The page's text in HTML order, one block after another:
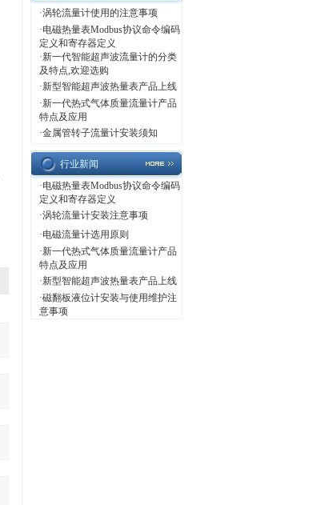
·涡轮流量计使用的注意事项
·电磁热量表Modbus协议命令编码
定义和寄存器定义
·新一代智能超声波流量计的分类
及特点,欢迎选购
·新型智能超声波热量表产品上线
·新一代热式气体质量流量计产品
特点及应用
·金属管转子流量计安装须知
行业新闻
·电磁热量表Modbus协议命令编码
定义和寄存器定义
·涡轮流量计安装注意事项
·电磁流量计选用原则
·新一代热式气体质量流量计产品
特点及应用
·新型智能超声波热量表产品上线
·磁翻板液位计安装与使用维护注
意事项